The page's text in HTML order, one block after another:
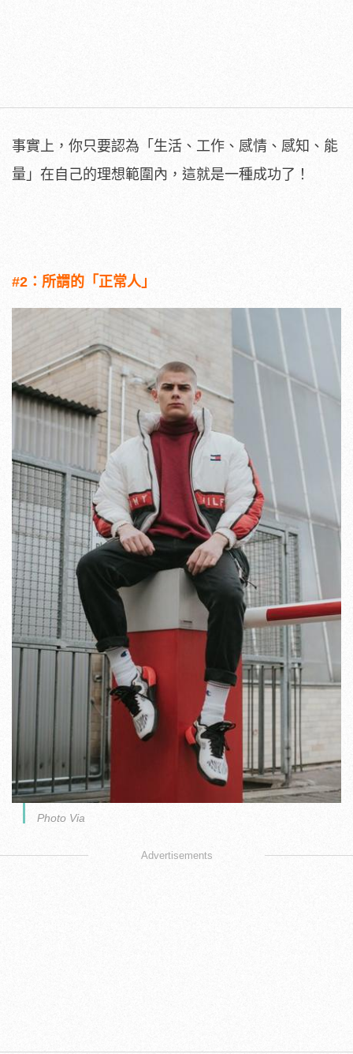
事實上，你只要認為「生活、工作、感情、感知、能
量」在自己的理想範圍內，這就是一種成功了！
#2：所謂的「正常人」
Photo Via
Advertisements